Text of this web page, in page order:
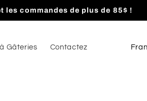
commandes de plus de 85$ !
Gâteries Contactez